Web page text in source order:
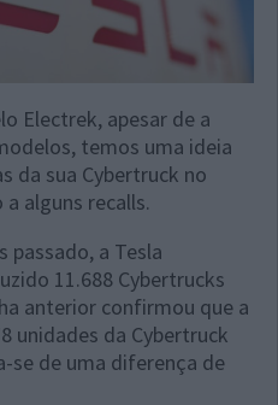
Electrek, apesar de a
temos uma ideia
da sua Cybertruck no
alguns recalls.
passado, a Tesla
11.688 Cybertrucks
anterior confirmou que a
unidades da Cybertruck
se de uma diferença de